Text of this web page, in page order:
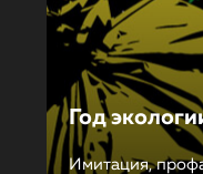
Год
Имитация,